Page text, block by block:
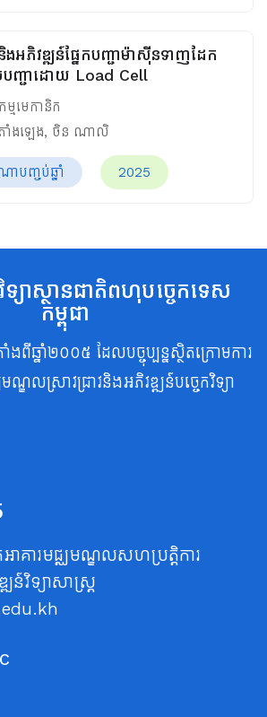
ងអភិវឌ្ឍន៍ផ្នែកបញ្ជាម៉ាស៊ីនទាញដែក
បញ្ជាដោយ Load Cell
ម្មមេកានិក
ាំងឡេង, ចិន ណាលិ
ាបញ្ចប់ឆ្នាំ 2025
ាស្ថានជាតិពហុបច្ចេកទេស
កម្ពុជា
ងពីឆ្នាំ២០០៥ ដែលបច្ចុប្បន្នស្ថិតក្រោមការ
ឌលស្រាវជ្រាវនិងអភិវឌ្ឍន៍បច្ចេកវិទ្យា
ាគារមជ្ឈមណ្ឌលសហប្រត្តិការ
ន៍វិទ្យាសាស្ត្រ